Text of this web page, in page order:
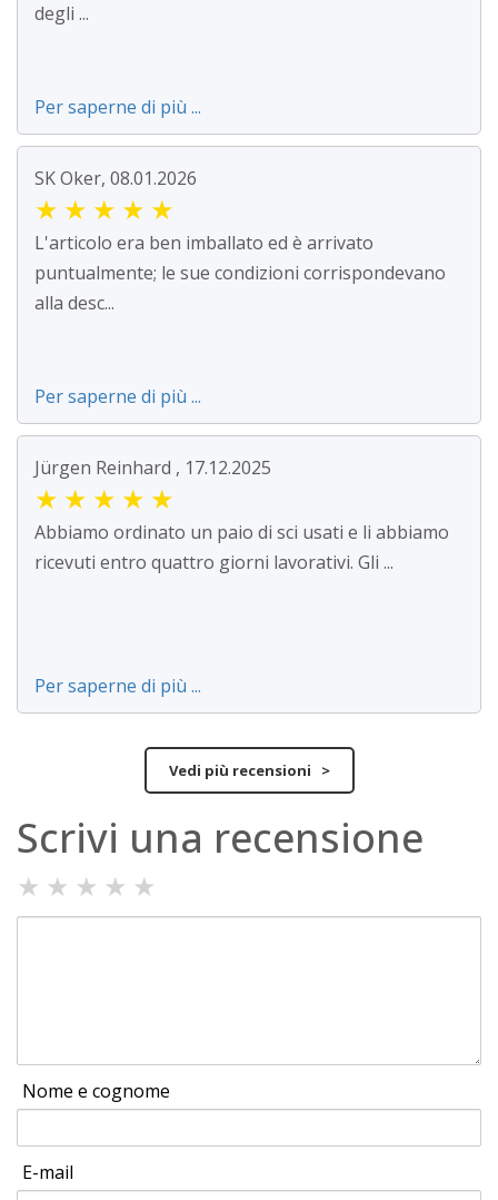
degli ...
Per saperne di più ...
SK Oker, 08.01.2026
★ ★ ★ ★ ★
L'articolo era ben imballato ed è arrivato
puntualmente; le sue condizioni corrispondevano
alla desc...
Per saperne di più ...
Jürgen Reinhard , 17.12.2025
★ ★ ★ ★ ★
Abbiamo ordinato un paio di sci usati e li abbiamo
ricevuti entro quattro giorni lavorativi. Gli ...
Per saperne di più ...
Vedi più recensioni >
Scrivi una recensione
★ ★ ★ ★ ★
Nome e cognome
E-mail